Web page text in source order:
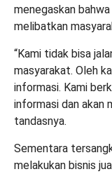
menegaskan
melibatkan
“Kami tidak bisa
masyarakat. Oleh
informasi. Kami
informasi dan akan
tandasnya.
Sementara
melakukan bisnis